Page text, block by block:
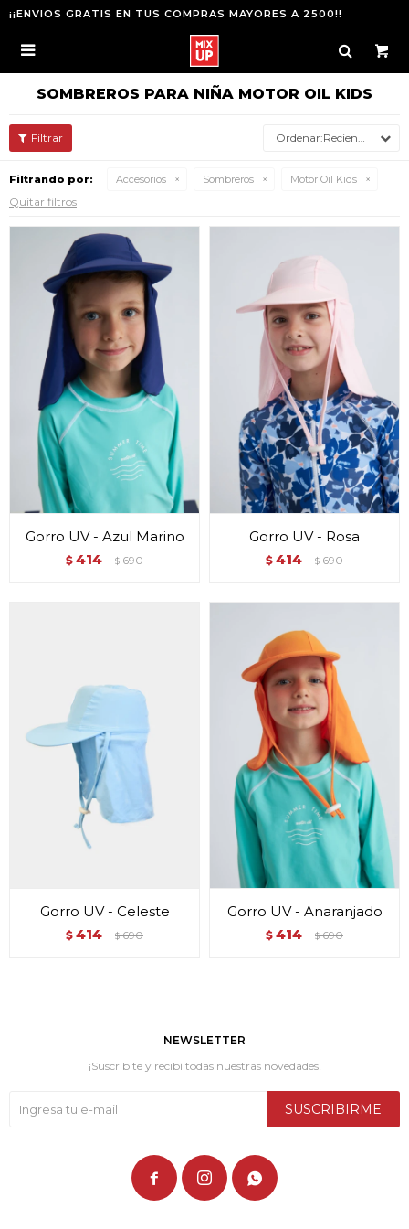
¡¡ENVIOS GRATIS EN TUS COMPRAS MAYORES A 2500!!

SOMBREROS PARA NIÑA MOTOR OIL KIDS
Recientes
Filtrando por: Accesorios Sombreros Motor Oil Kids
Quitar filtros
Gorro UV - Azul Marino
$ 414 $ 690
Gorro UV - Rosa
$ 414 $ 690
Gorro UV - Celeste
$ 414 $ 690
Gorro UV - Anaranjado
$ 414 $ 690
NEWSLETTER
¡Suscribite y recibí todas nuestras novedades!
SUSCRIBIRME
  